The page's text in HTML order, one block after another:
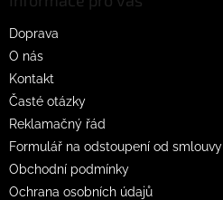
Doprava
O nás
Kontakt
Časté otázky
Reklamačný řád
Formulář na odstoupení od smlouvy
Obchodní podmínky
Ochrana osobních údajů